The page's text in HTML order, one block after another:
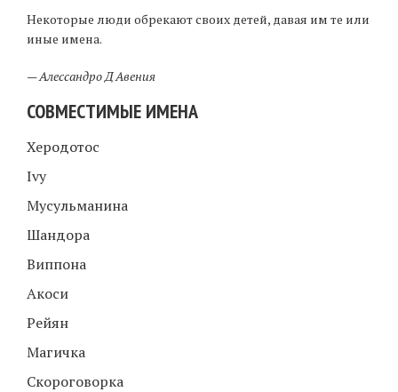
Некоторые люди обрекают своих детей, давая им те или
иные имена.
—Алессандро Д Авения
СОВМЕСТИМЫЕ ИМЕНА
Херодотос
Ivy
Мусульманина
Шандора
Виппона
Акоси
Рейян
Магичка
Скороговорка